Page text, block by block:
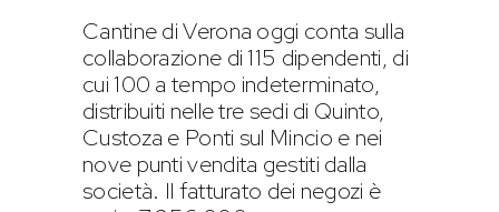
Cantine di Verona oggi conta sulla
collaborazione di 115 dipendenti, di
cui 100 a tempo indeterminato,
distribuiti nelle tre sedi di Quinto,
Custoza e Ponti sul Mincio e nei
nove punti vendita gestiti dalla
società. Il fatturato dei negozi è